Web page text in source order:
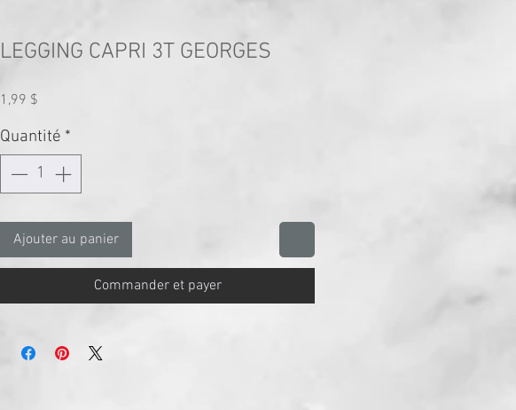
LEGGING CAPRI 3T GEORGES
1,99 $
Quantité *
Ajouter au panier
Commander et payer